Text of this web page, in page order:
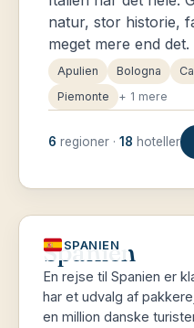
natur, stor historie,
meget mere end det.
Apulien Bologna
Piemonte
+ 1 mere
6 regioner · 18 hoteller
SPANIEN
Spanien
En rejse til Spanien er
har et udvalg af
en million danske